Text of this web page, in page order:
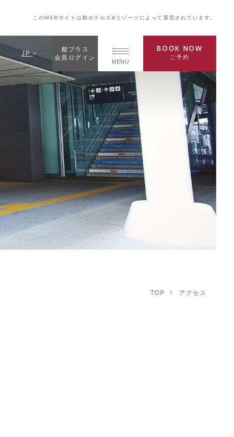
JP
都プラス
会員ログイン
MENU
BOOK NOW
ご予約
このWEBサイトは都ホテルズ&リゾーツによって運営されています。
TOP アクセス